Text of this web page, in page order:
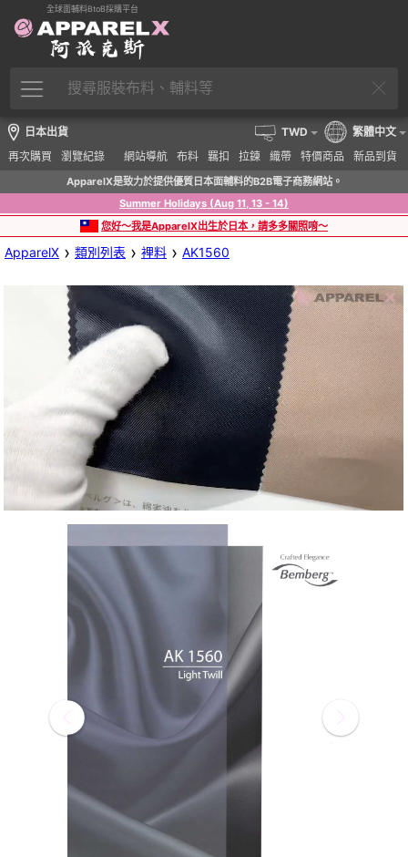
全球面輔料BtoB採購平台
日本出貨
再次購買
瀏覽紀錄 網站導航 布料 羈扣 拉鍊 織帶 特價商品 新品到貨
TWD 繁體中文
ApparelX是致力於提供優質日本面輔料的B2B電子商務網站。
Summer Holidays (Aug 11, 13 - 14)
您好～我是ApparelX出生於日本，請多多關照唷～
ApparelX › 類別列表 › 裡料 › AK1560